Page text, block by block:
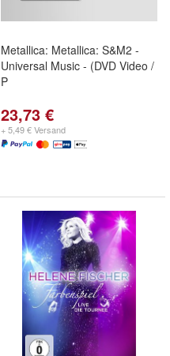
Metallica: Metallica: S&M2 -
Universal Music - (DVD Video /
P
23,73 €
+ 5,49 € Versand